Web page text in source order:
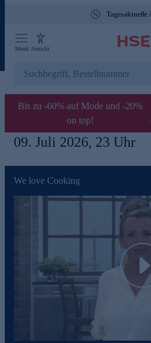
Tagesaktuelle
Menü Ansicht
Bis zu -60% auf Mode und -20%
on top!
09. Juli 2026, 23 Uhr
We love Cooking